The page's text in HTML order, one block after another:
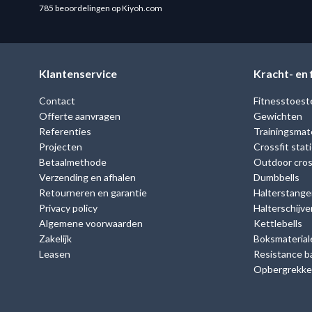
785 beoordelingen op Kiyoh.com
Klantenservice
Contact
Offerte aanvragen
Referenties
Projecten
Betaalmethode
Verzending en afhalen
Retourneren en garantie
Privacy policy
Algemene voorwaarden
Zakelijk
Leasen
Kracht-
Gewichten
Crossfit
Outdoor
Dumbbells
Kettlebells
Resistance